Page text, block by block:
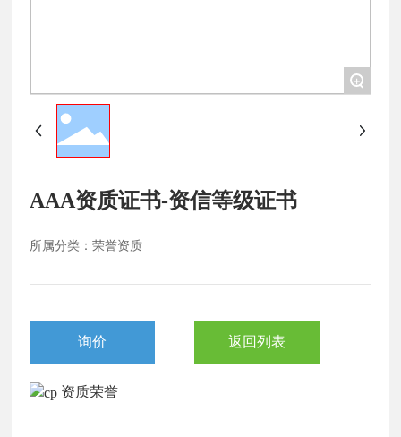
+
AAA资质证书-资信等级证书
所属分类：荣誉资质
询价 返回列表
资质荣誉